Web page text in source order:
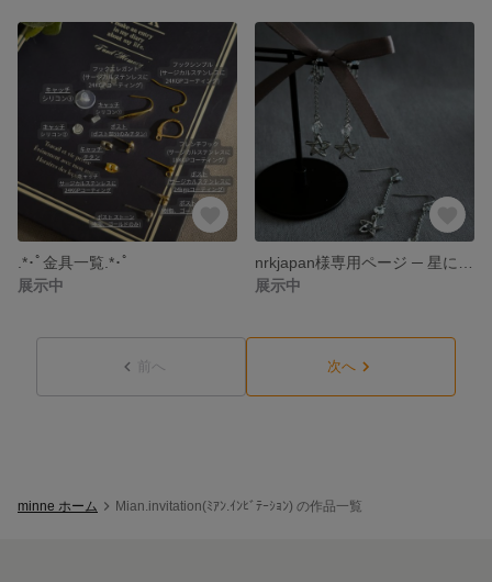
.*･ﾟ金具一覧.*･ﾟ
展示中
展示中
前へ 次へ
minne ホーム Mian.invitation(ﾐｱﾝ.ｲﾝﾋﾞﾃｰｼｮﾝ) の作品一覧